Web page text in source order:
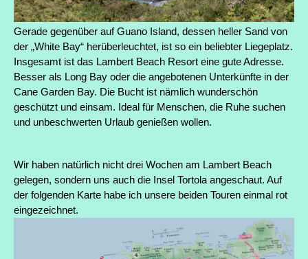
Gerade gegenüber auf Guano Island, dessen heller Sand von
der „White Bay“ herüberleuchtet, ist so ein beliebter Liegeplatz.
Insgesamt ist das Lambert Beach Resort eine gute Adresse.
Besser als Long Bay oder die angebotenen Unterkünfte in der
Cane Garden Bay. Die Bucht ist nämlich wunderschön
geschützt und einsam. Ideal für Menschen, die Ruhe suchen
und unbeschwerten Urlaub genießen wollen.
Wir haben natürlich nicht drei Wochen am Lambert Beach
gelegen, sondern uns auch die Insel Tortola angeschaut. Auf
der folgenden Karte habe ich unsere beiden Touren einmal rot
eingezeichnet.